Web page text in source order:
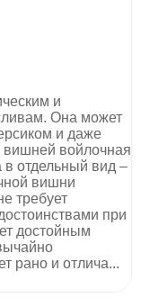
и
Она может
и даже
войлочная
отдельный вид –
вишни
требует
при
достойным
рано и отлича...